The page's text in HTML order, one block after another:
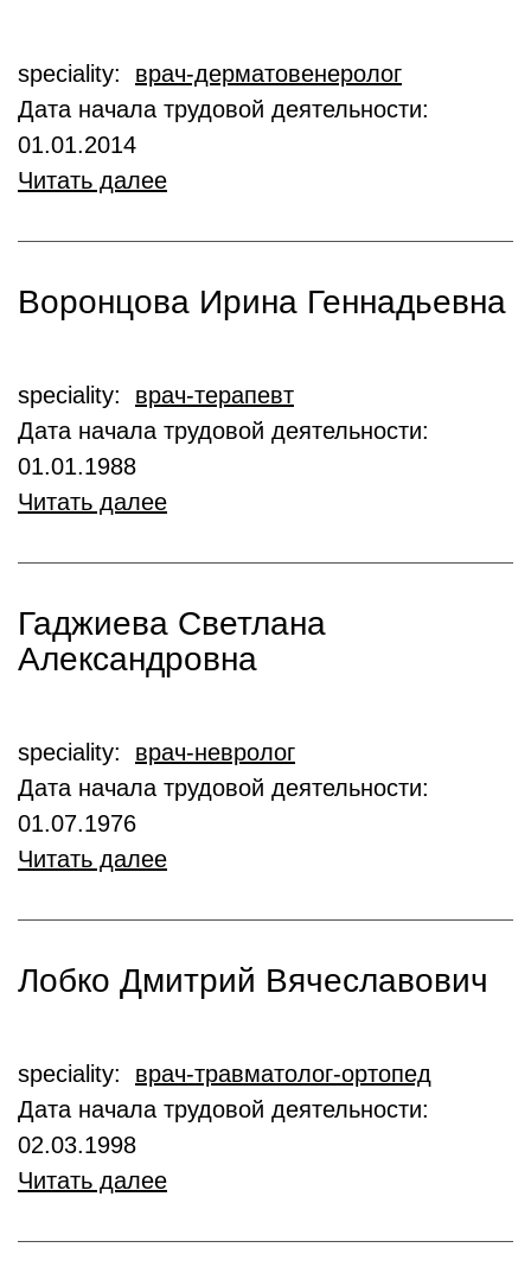
speciality: врач-дерматовенеролог
Дата начала трудовой деятельности:
01.01.2014
Читать далее
Воронцова Ирина Геннадьевна
speciality: врач-терапевт
Дата начала трудовой деятельности:
01.01.1988
Читать далее
Гаджиева Светлана
Александровна
speciality: врач-невролог
Дата начала трудовой деятельности:
01.07.1976
Читать далее
Лобко Дмитрий Вячеславович
speciality: врач-травматолог-ортопед
Дата начала трудовой деятельности:
02.03.1998
Читать далее